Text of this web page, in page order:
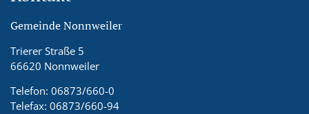
Gemeinde Nonnweiler
Trierer Straße 5
66620 Nonnweiler
Telefon: 06873/660-0
Telefax: 06873/660-94